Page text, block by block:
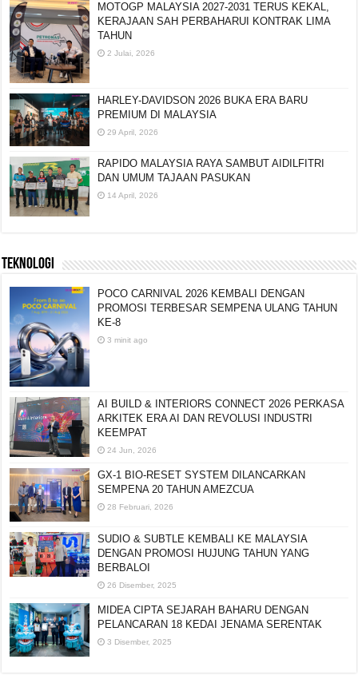
MOTOGP MALAYSIA 2027-2031 TERUS KEKAL,
KERAJAAN SAH PERBAHARUI KONTRAK LIMA
TAHUN
2 Julai, 2026
HARLEY-DAVIDSON 2026 BUKA ERA BARU
PREMIUM DI MALAYSIA
29 April, 2026
RAPIDO MALAYSIA RAYA SAMBUT AIDILFITRI
DAN UMUM TAJAAN PASUKAN
14 April, 2026
TEKNOLOGI
POCO CARNIVAL 2026 KEMBALI DENGAN
PROMOSI TERBESAR SEMPENA ULANG TAHUN
KE-8
3 minit ago
AI BUILD & INTERIORS CONNECT 2026 PERKASA
ARKITEK ERA AI DAN REVOLUSI INDUSTRI
KEEMPAT
24 Jun, 2026
GX-1 BIO-RESET SYSTEM DILANCARKAN
SEMPENA 20 TAHUN AMEZCUA
28 Februari, 2026
SUDIO & SUBTLE KEMBALI KE MALAYSIA
DENGAN PROMOSI HUJUNG TAHUN YANG
BERBALOI
26 Disember, 2025
MIDEA CIPTA SEJARAH BAHARU DENGAN
PELANCARAN 18 KEDAI JENAMA SERENTAK
3 Disember, 2025